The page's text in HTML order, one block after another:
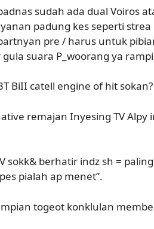
sudah ada dual Voiros
padung kes seperti
pre / harus untuk
suara P_woorang ya
BiII catell engine of hit sokan?
remajan Inyesing TV
sokk& berhatir indz sh =
pialah ap menet”.
togeot konklulan